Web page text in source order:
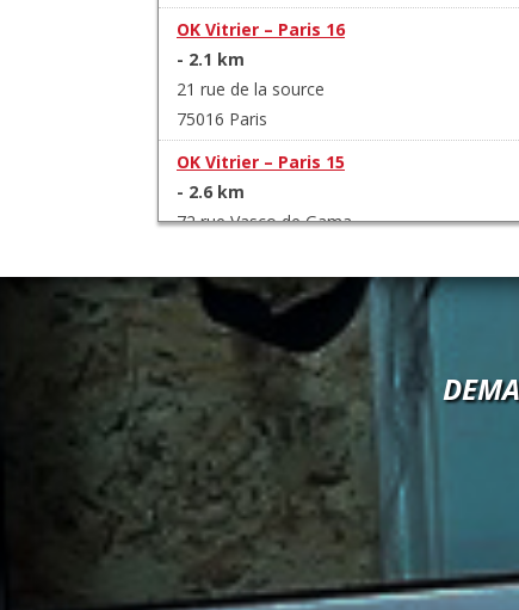
OK Vitrier – Paris 16
- 2.1 km
21 rue de la source
75016 Paris
OK Vitrier – Paris 15
- 2.6 km
72 rue Vasco de Gama
OK Vitrier – Paris 6
- 2.6 km
7 rue Jean Francois Gerbillon
75006 Paris
OK Vitrier – Paris 14
- 3.3 km
51 rue de Plaisance
Paris
OK Vitrier – Paris 1
- 3.6 km